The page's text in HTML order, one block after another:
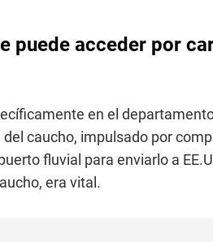
puede acceder por
en el
caucho, impulsado por
fluvial para enviarlo a
era vital.